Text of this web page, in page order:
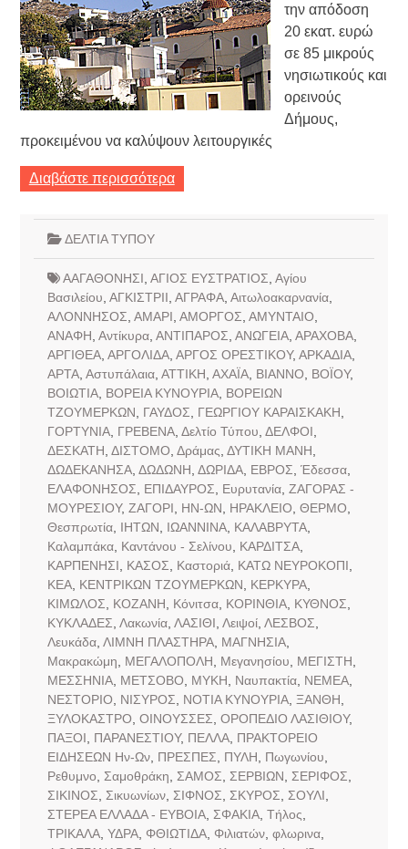
την απόδοση
20 εκατ. ευρώ
σε 85 μικρούς
νησιωτικούς και
ορεινούς
Δήμους,
προκειμένου να καλύψουν λειτουργικές
Διαβάστε περισσότερα
ΔΕΛΤΙΑ ΤΥΠΟΥ
ΑΑΓΑΘΟΝΗΣΙ ΑΓΙΟΣ ΕΥΣΤΡΑΤΙΟΣ Αγίου
Βασιλείου ΑΓΚΙΣΤΡΙΙ ΑΓΡΑΦΑ, Αιτωλοακαρνανία,
ΑΛΟΝΝΗΣΟΣ ΑΜΑΡΙ ΑΜΟΡΓΟΣ ΑΜΥΝΤΑΙΟ
ΑΝΑΦΗ Αντίκυρα, ΑΝΤΙΠΑΡΟΣ ΑΝΩΓΕΙΑ, ΑΡΑΧΟΒΑ,
ΑΡΓΙΘΕΑ, ΑΡΓΟΛΙΔΑ, ΑΡΓΟΣ ΟΡΕΣΤΙΚΟΥ, ΑΡΚΑΔΙΑ,
ΑΡΤΑ, Αστυπάλαια, ΑΤΤΙΚΗ ΑΧΑΪΑ, ΒΙΑΝΝΟ ΒΟΪΟΥ,
ΒΟΙΩΤΙΑ, ΒΟΡΕΙΑ ΚΥΝΟΥΡΙΑ, ΒΟΡΕΙΩΝ
ΤΖΟΥΜΕΡΚΩΝ
ΓΑΥΔΟΣ ΓΕΩΡΓΙΟΥ ΚΑΡΑΙΣΚΑΚΗ
ΓΟΡΤΥΝΙΑ, ΓΡΕΒΕΝΑ, Δελτίο Τύπου ΔΕΛΦΟΙ
ΔΕΣΚΑΤΗ ΔΙΣΤΟΜΟ Δράμας ΔΥΤΙΚΗ ΜΑΝΗ
ΔΩΔΕΚΑΝΗΣΑ, ΔΩΔΩΝΗ ΔΩΡΙΔΑ, ΕΒΡΟΣ Έδεσσα,
ΕΛΑΦΟΝΗΣΟΣ
ΕΠΙΔΑΥΡΟΣ Ευρυτανία, ΖΑΓΟΡΑΣ -
ΜΟΥΡΕΣΙΟΥ, ΖΑΓΟΡΙ ΗΝ-ΩΝ ΗΡΑΚΛΕΙΟ ΘΕΡΜΟ
Θεσπρωτία, ΙΗΤΩΝ ΙΩΑΝΝΙΝΑ, ΚΑΛΑΒΡΥΤΑ,
Καλαμπάκα, Καντάνου - Σελίνου ΚΑΡΔΙΤΣΑ,
ΚΑΡΠΕΝΗΣΙ
ΚΑΣΟΣ Καστοριά, ΚΑΤΩ ΝΕΥΡΟΚΟΠΙ
ΚΕΑ, ΚΕΝΤΡΙΚΩΝ ΤΖΟΥΜΕΡΚΩΝ ΚΕΡΚΥΡΑ,
ΚΙΜΩΛΟΣ
ΚΟΖΑΝΗ Κόνιτσα, ΚΟΡΙΝΘΙΑ, ΚΥΘΝΟΣ
ΚΥΚΛΑΔΕΣ Λακωνία, ΛΑΣΙΘΙ Λειψοί, ΛΕΣΒΟΣ
Λευκάδα, ΛΙΜΝΗ ΠΛΑΣΤΗΡΑ, ΜΑΓΝΗΣΙΑ,
Μακρακώμη
ΜΕΓΑΛΟΠΟΛΗ Μεγανησίου ΜΕΓΙΣΤΗ
ΜΕΣΣΗΝΙΑ, ΜΕΤΣΟΒΟ ΜΥΚΗ Ναυπακτία, ΝΕΜΕΑ,
ΝΕΣΤΟΡΙΟ
ΝΙΣΥΡΟΣ ΝΟΤΙΑ ΚΥΝΟΥΡΙΑ, ΞΑΝΘΗ
ΞΥΛΟΚΑΣΤΡΟ ΟΙΝΟΥΣΣΕΣ ΟΡΟΠΕΔΙΟ ΛΑΣΙΘΙΟΥ,
ΠΑΞΟΙ
ΠΑΡΑΝΕΣΤΙΟΥ, ΠΕΛΛΑ, ΠΡΑΚΤΟΡΕΙΟ
ΕΙΔΗΣΕΩΝ Ην-Ων, ΠΡΕΣΠΕΣ ΠΥΛΗ Πωγωνίου
Ρεθυμνο
Σαμοθράκη ΣΑΜΟΣ ΣΕΡΒΙΩΝ ΣΕΡΙΦΟΣ
ΣΙΚΙΝΟΣ
Σικυωνίων, ΣΙΦΝΟΣ ΣΚΥΡΟΣ ΣΟΥΛΙ
ΣΤΕΡΕΑ ΕΛΛΑΔΑ - ΕΥΒΟΙΑ, ΣΦΑΚΙΑ, Τήλος
ΤΡΙΚΑΛΑ, ΥΔΡΑ, ΦΘΙΩΤΙΔΑ, Φιλιατών, φλωρινα,